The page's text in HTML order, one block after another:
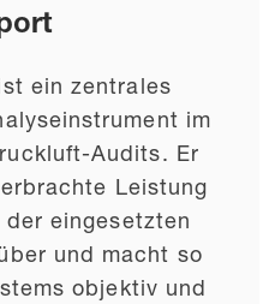
ein zentrales
im
Audits. Er
Leistung
eingesetzten
und macht so
objektiv und